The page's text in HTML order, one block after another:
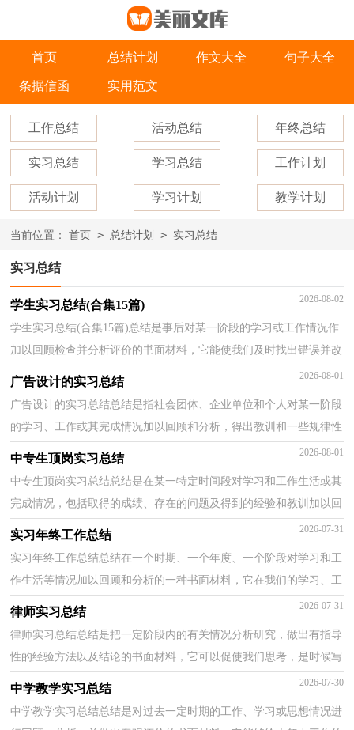
首页 总结计划 作文大全 句子大全
条据信函 实用范文
工作总结 活动总结 年终总结
实习总结 学习总结 工作计划
活动计划 学习计划 教学计划
当前位置： 首页 > 总结计划 > 实习总结
实习总结
学生实习总结(合集15篇) 2026-08-02
学生实习总结(合集15篇)总结是事后对某一阶段的学习或工作情况作
加以回顾检查并分析评价的书面材料，它能使我们及时找出错误并改
正，不如立即行动起来写一份总结吧。总结一般是...
广告设计的实习总结 2026-08-01
广告设计的实习总结总结是指社会团体、企业单位和个人对某一阶段
的学习、工作或其完成情况加以回顾和分析，得出教训和一些规律性
认识的一种书面材料，通过它可以正确认识以往学...
中专生顶岗实习总结 2026-08-01
中专生顶岗实习总结总结是在某一特定时间段对学习和工作生活或其
完成情况，包括取得的成绩、存在的问题及得到的经验和教训加以回
顾和分析的书面材料，它可以促使我们思考，因此，让...
实习年终工作总结 2026-07-31
实习年终工作总结总结在一个时期、一个年度、一个阶段对学习和工
作生活等情况加以回顾和分析的一种书面材料，它在我们的学习、工
作中起到呈上启下的作用，不妨让我们认真地完成...
律师实习总结 2026-07-31
律师实习总结总结是把一定阶段内的有关情况分析研究，做出有指导
性的经验方法以及结论的书面材料，它可以促使我们思考，是时候写
一份总结了。总结你想好怎么写了吗？以下是小编为大...
中学教学实习总结 2026-07-30
中学教学实习总结总结是对过去一定时期的工作、学习或思想情况进